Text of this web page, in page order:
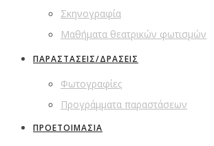
Σκηνογραφία
Μαθήματα θεατρικών φωτισμών
ΠΑΡΑΣΤΑΣΕΙΣ/ΔΡΑΣΕΙΣ
Φωτογραφίες
Προγράμματα παραστάσεων
ΠΡΟΕΤΟΙΜΑΣΙΑ